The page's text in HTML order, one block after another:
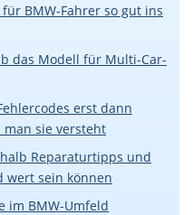
BMW-Fahrer so gut ins
das Modell für Multi-Car-
erst dann
sie versteht
Reparaturtipps und
wert sein können
im BMW-Umfeld